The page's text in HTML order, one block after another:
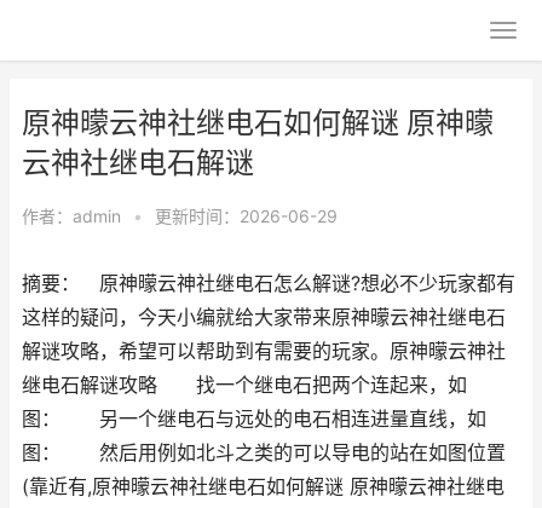
原神曚云神社继电石如何解谜 原神曚
云神社继电石解谜
作者： admin • 更新时间：2026-06-29
摘要： 原神曚云神社继电石怎么解谜?想必不少玩家都有
这样的疑问，今天小编就给大家带来原神曚云神社继电石
解谜攻略，希望可以帮助到有需要的玩家。原神曚云神社
继电石解谜攻略 找一个继电石把两个连起来，如
图： 另一个继电石与远处的电石相连进量直线，如
图： 然后用例如北斗之类的可以导电的站在如图位置
(靠近有,原神曚云神社继电石如何解谜 原神曚云神社继电